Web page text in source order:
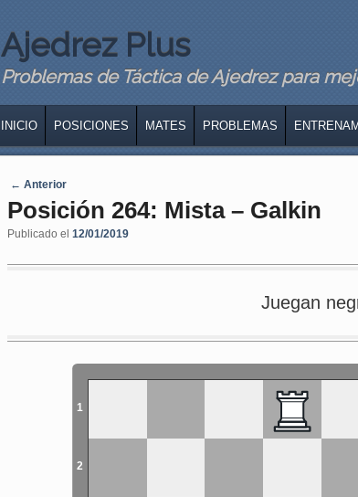
Ajedrez Plus
Problemas de Táctica de Ajedrez para
SKIP TO PRIMARY CONTENT
SKIP TO SECONDARY CONTENT
INICIO POSICIONES MATES PROBLEMAS
Navegaci�n de entradas
← Anterior
Posición 264: Mista – Galkin
Publicado el 12/01/2019
Juegan
1
2